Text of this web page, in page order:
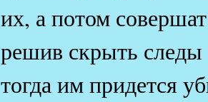
их, а потом
решив скрыть следы
тогда им придется